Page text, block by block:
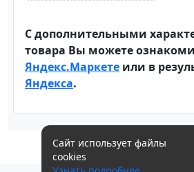
С дополнительными
товара Вы можете
Яндекс.Маркете или в
Яндекса.
Сайт использует файлы
cookies